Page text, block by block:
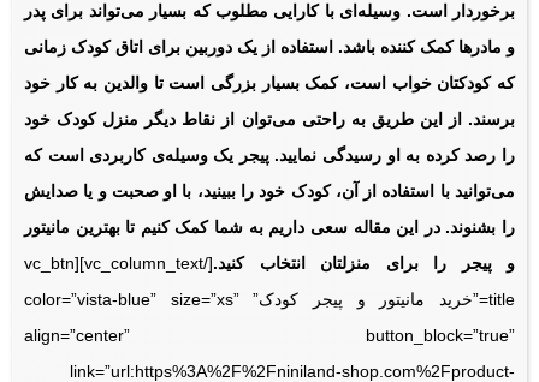
برخوردار است. وسیله‌ای با کارایی مطلوب که بسیار می‌تواند برای پدر
و مادرها کمک کننده باشد. استفاده از یک دوربین برای اتاق کودک زمانی
که کودکتان خواب است، کمک بسیار بزرگی است تا والدین به کار خود
برسند. از این طریق به راحتی می‌توان از نقاط دیگر منزل کودک خود
را رصد کرده به او رسیدگی نمایید. پیجر یک وسیله‌ی کاربردی است که
می‌توانید با استفاده از آن، کودک خود را ببینید، با او صحبت و یا صدایش
را بشنوند. در این مقاله سعی داریم به شما کمک کنیم تا بهترین مانیتور
و پیجر را برای منزلتان انتخاب کنید.
[/vc_column_text][vc_btn
title=”خرید مانیتور و پیجر کودک” color=”vista-blue” size=”xs”
align=”center” button_block=”true”
link=”url:https%3A%2F%2Fniniland-shop.com%2Fproduct-